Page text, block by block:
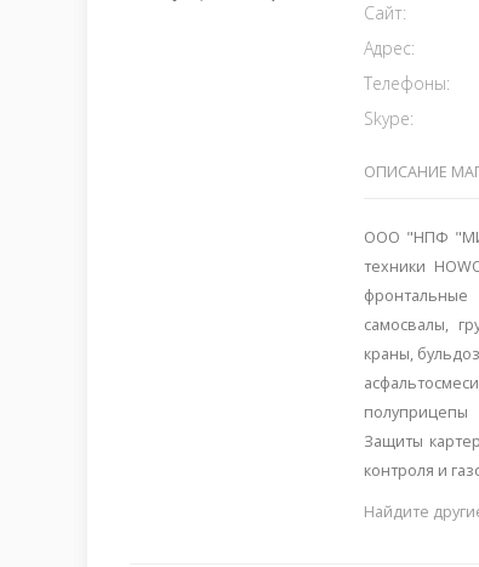
Сайт:
Адрес:
Телефоны:
Skype:
ОПИСАНИЕ
ООО "НПФ
техники
самосвалы,
краны,
Защиты
контроля и
Найдите